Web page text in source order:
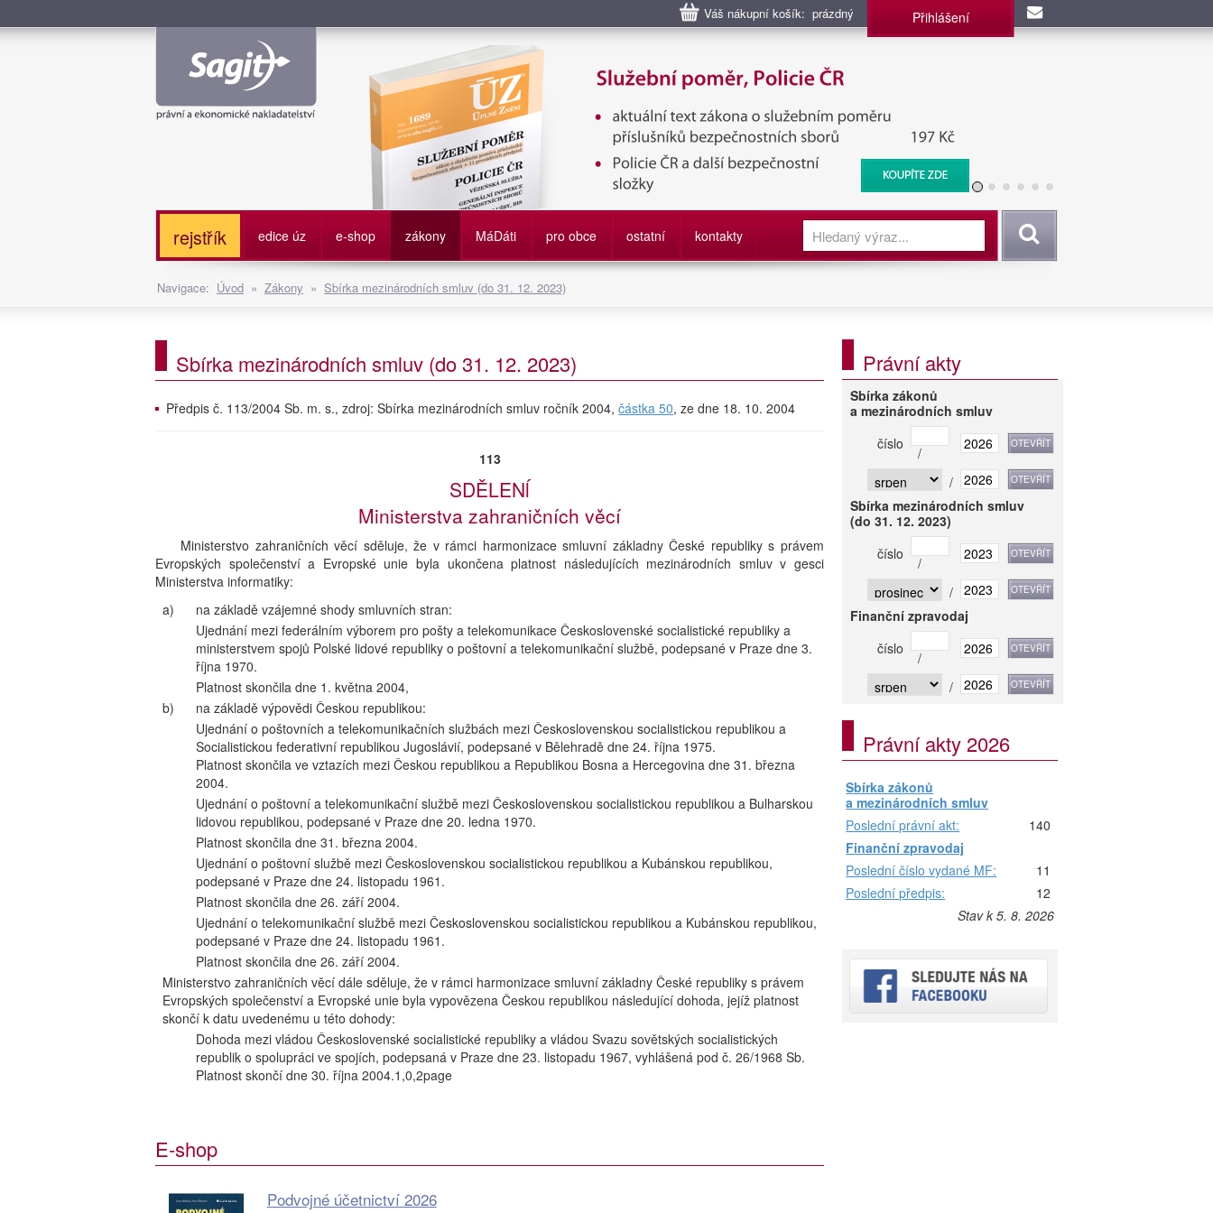
Váš nákupní košík: prázdný Přihlášení
Služební poměr příslušníků bezpečnostních sborů, Policie ČR, Vězeňská služba, BIS, Zpravodajské
služby
rejstřík edice úz e-shop zákony MáDáti pro obce ostatní kontakty Vyhledat
Navigace: Úvod » Zákony » Sbírka mezinárodních smluv (do 31. 12. 2023)
Sbírka mezinárodních smluv (do 31. 12. 2023)
Předpis č. 113/2004 Sb. m. s., zdroj: Sbírka mezinárodních smluv ročník 2004, částka 50, ze dne 18. 10. 2004
113
SDĚLENĺ
Ministerstva zahraničních věcí
Ministerstvo zahraničních věcí sděluje, že v rámci harmonizace smluvní základny České republiky s právem
Evropských společenství a Evropské unie byla ukončena platnost následujících mezinárodních smluv v gesci
Ministerstva informatiky:
a)
na základě vzájemné shody smluvních stran:
Ujednání mezi federálním výborem pro pošty a telekomunikace Československé socialistické republiky a
ministerstvem spojů Polské lidové republiky o poštovní a telekomunikační službě, podepsané v Praze dne 3.
října 1970.
Platnost skončila dne 1. května 2004,
b)
na základě výpovědi Českou republikou:
Ujednání o poštovních a telekomunikačních službách mezi Československou socialistickou republikou a
Socialistickou federativní republikou Jugoslávií, podepsané v Bělehradě dne 24. října 1975.
Platnost skončila ve vztazích mezi Českou republikou a Republikou Bosna a Hercegovina dne 31. března
2004.
Ujednání o poštovní a telekomunikační službě mezi Československou socialistickou republikou a Bulharskou
lidovou republikou, podepsané v Praze dne 20. ledna 1970.
Platnost skončila dne 31. března 2004.
Ujednání o poštovní službě mezi Československou socialistickou republikou a Kubánskou republikou,
podepsané v Praze dne 24. listopadu 1961.
Platnost skončila dne 26. září 2004.
Ujednání o telekomunikační službě mezi Československou socialistickou republikou a Kubánskou republikou,
podepsané v Praze dne 24. listopadu 1961.
Platnost skončila dne 26. září 2004.
Ministerstvo zahraničních věcí dále sděluje, že v rámci harmonizace smluvní základny České republiky s právem
Evropských společenství a Evropské unie byla vypovězena Českou republikou následující dohoda, jejíž platnost
skončí k datu uvedenému u této dohody:
Dohoda mezi vládou Československé socialistické republiky a vládou Svazu sovětských socialistických
republik o spolupráci ve spojích, podepsaná v Praze dne 23. listopadu 1967, vyhlášená pod č. 26/1968 Sb.
Platnost skončí dne 30. října 2004.1,0,2page
E-shop
Podvojné účetnictví 2026
Právní akty
Sbírka zákonů
a mezinárodních smluv
číslo
/
/
Sbírka mezinárodních smluv
(do 31. 12. 2023)
číslo
/
/
Finanční zpravodaj
číslo
/
/
Právní akty 2026
Sbírka zákonů
a mezinárodních smluv
Poslední právní akt:
140
Finanční zpravodaj
Poslední číslo vydané MF:
11
Poslední předpis:
12
Stav k 5. 8. 2026